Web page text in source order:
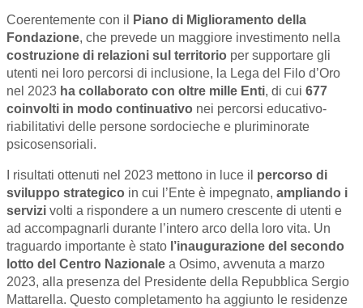
Coerentemente con il
Piano di Miglioramento della
Fondazione, che prevede un maggiore investimento nella
costruzione di relazioni sul territorio per supportare gli
utenti nei loro percorsi di inclusione, la Lega del Filo d’Oro
nel 2023 ha collaborato con oltre mille Enti, di cui 677
coinvolti in modo continuativo nei percorsi educativo-
riabilitativi delle persone sordocieche e pluriminorate
psicosensoriali.
I risultati ottenuti nel 2023 mettono in luce il percorso di
sviluppo strategico in cui l’Ente è impegnato, ampliando i
servizi volti a rispondere a un numero crescente di utenti e
ad accompagnarli durante l’intero arco della loro vita. Un
traguardo importante è stato l’inaugurazione del secondo
lotto del Centro Nazionale a Osimo, avvenuta a marzo
2023, alla presenza del Presidente della Repubblica Sergio
Mattarella. Questo completamento ha aggiunto le residenze